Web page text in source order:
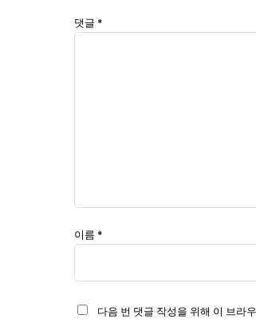
댓글 *
이름 *
다음 번 댓글 작성을 위해 이 브라